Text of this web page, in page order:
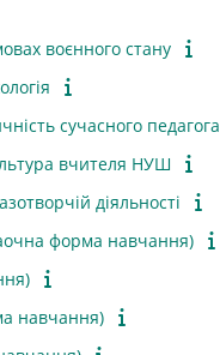
воєнного стану
сучасного педагога
вчителя НУШ
діяльності
форма навчання)
навчання)